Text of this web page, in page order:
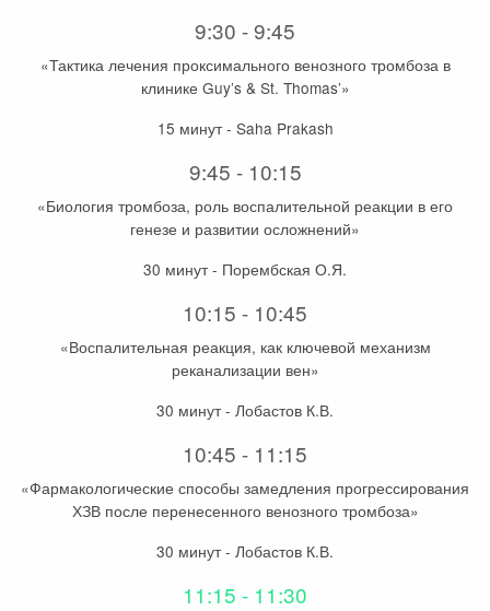
9:30 - 9:45
«Тактика лечения проксимального венозного тромбоза в
клинике Guy’s & St. Thomas’»
15 минут - Saha Prakash
9:45 - 10:15
«Биология тромбоза, роль воспалительной реакции в его
генезе и развитии осложнений»
30 минут - Порембская О.Я.
10:15 - 10:45
«Воспалительная реакция, как ключевой механизм
реканализации вен»
30 минут - Лобастов К.В.
10:45 - 11:15
«Фармакологические способы замедления прогрессирования
ХЗВ после перенесенного венозного тромбоза»
30 минут - Лобастов К.В.
11:15 - 11:30